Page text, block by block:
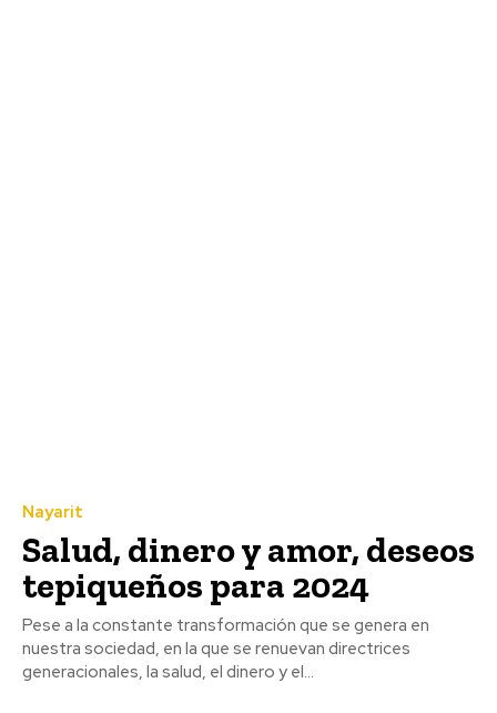
Nayarit
Salud, dinero y amor, deseos
tepiqueños para 2024
Pese a la constante transformación que se genera en
nuestra sociedad, en la que se renuevan directrices
generacionales, la salud, el dinero y el...